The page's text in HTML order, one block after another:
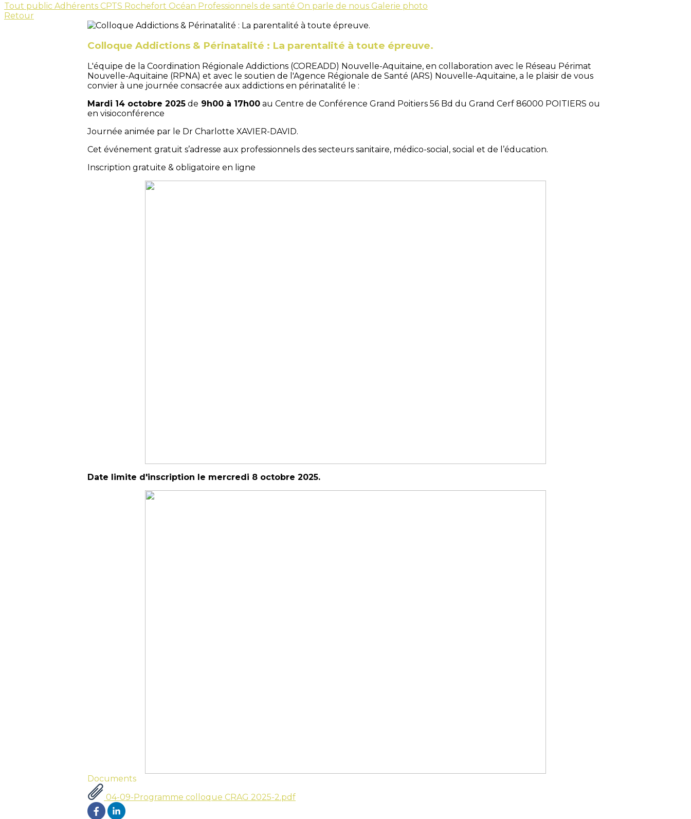
Tout public Adhérents CPTS Rochefort Océan Professionnels de santé On parle de nous Galerie photo
Retour
Colloque Addictions & Périnatalité : La parentalité à toute épreuve.
L'équipe de la Coordination Régionale Addictions (COREADD) Nouvelle-Aquitaine, en collaboration avec le Réseau Périmat
Nouvelle-Aquitaine (RPNA) et avec le soutien de l'Agence Régionale de Santé (ARS) Nouvelle-Aquitaine, a le plaisir de vous
convier à une journée consacrée aux addictions en périnatalité le :
Mardi 14 octobre 2025 de 9h00 à 17h00 au Centre de Conférence Grand Poitiers 56 Bd du Grand Cerf 86000 POITIERS ou
en visioconférence
Journée animée par le Dr Charlotte XAVIER-DAVID.
Cet événement gratuit s’adresse aux professionnels des secteurs sanitaire, médico-social, social et de l’éducation.
Inscription gratuite & obligatoire en ligne
Date limite d'inscription le mercredi 8 octobre 2025.
Documents
04-09-Programme colloque CRAG 2025-2.pdf